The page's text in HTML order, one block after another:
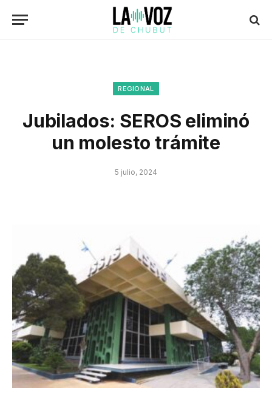
REGIONAL
Jubilados: SEROS eliminó
un molesto trámite
5 julio, 2024